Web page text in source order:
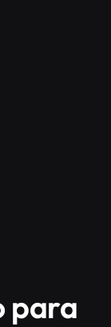
para